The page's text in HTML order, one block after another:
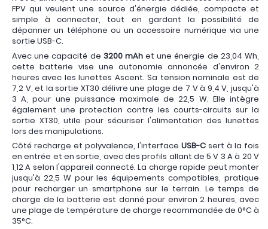
FPV qui veulent une source d'énergie dédiée, compacte et
simple à connecter, tout en gardant la possibilité de
dépanner un téléphone ou un accessoire numérique via une
sortie USB-C.
Avec une capacité de 3200 mAhet une énergie de 23,04 Wh,
cette batterie vise une autonomie annoncée d'environ 2
heures avec les lunettes Ascent. Sa tension nominale est de
7,2 V, et la sortie XT30 délivre une plage de 7 V à 9,4 V, jusqu'à
3 A, pour une puissance maximale de 22,5 W. Elle intègre
également une protection contre les courts-circuits sur la
sortie XT30, utile pour sécuriser l'alimentation des lunettes
lors des manipulations.
Côté recharge et polyvalence, l'interface USB-C sert à la fois
en entrée et en sortie, avec des profils allant de 5 V 3 A à 20 V
1,12 A selon l'appareil connecté. La charge rapide peut monter
jusqu'à 22,5 W pour les équipements compatibles, pratique
pour recharger un smartphone sur le terrain. Le temps de
charge de la batterie est donné pour environ 2 heures, avec
une plage de température de charge recommandée de 0°C à
35°C.